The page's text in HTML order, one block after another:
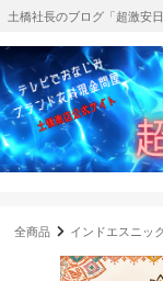
土橋社長のブログ「超激安
全商品 インドエスニック